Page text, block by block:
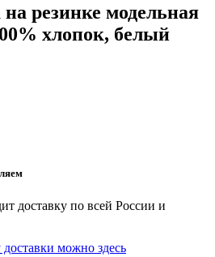
резинке модельная
хлопок, белый
доставку по всей России и
можно здесь